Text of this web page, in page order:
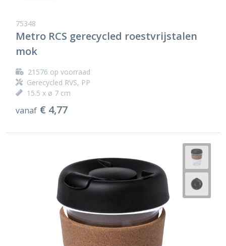
75348
Metro RCS gerecycled roestvrijstalen
mok
21576 op voorraad
Gerecycled RVS, PP
15.5 x ø 7 cm
vanaf € 4,77